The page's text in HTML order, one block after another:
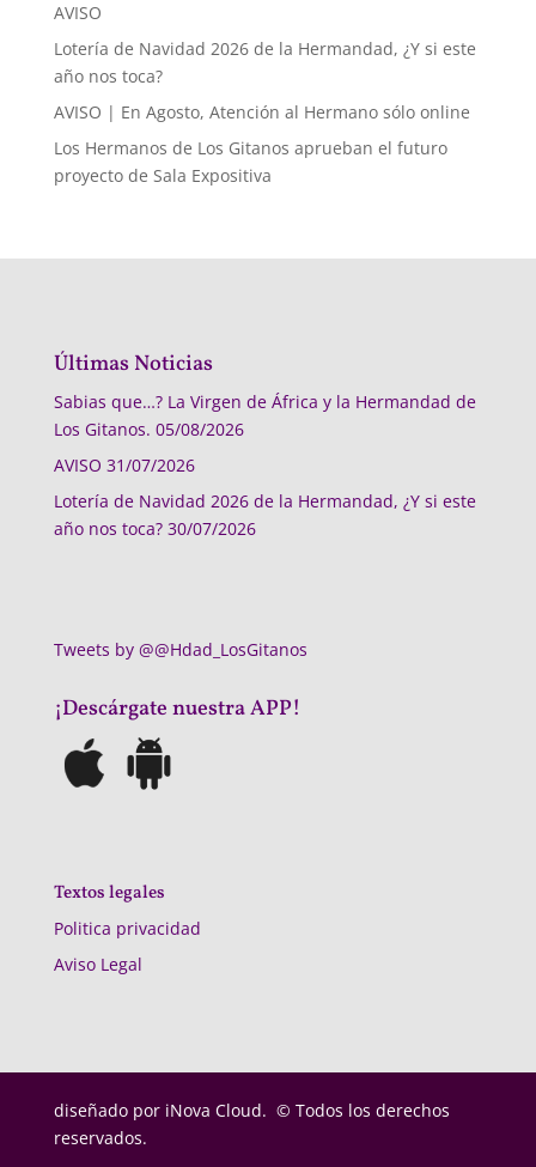
AVISO
Lotería de Navidad 2026 de la Hermandad, ¿Y si este
año nos toca?
AVISO | En Agosto, Atención al Hermano sólo online
Los Hermanos de Los Gitanos aprueban el futuro
proyecto de Sala Expositiva
Últimas Noticias
Sabias que…? La Virgen de África y la Hermandad de
Los Gitanos. 05/08/2026
AVISO 31/07/2026
Lotería de Navidad 2026 de la Hermandad, ¿Y si este
año nos toca? 30/07/2026
Tweets by @@Hdad_LosGitanos
¡Descárgate nuestra APP!
Textos legales
Politica privacidad
Aviso Legal
diseñado por iNova Cloud. © Todos los derechos
reservados.